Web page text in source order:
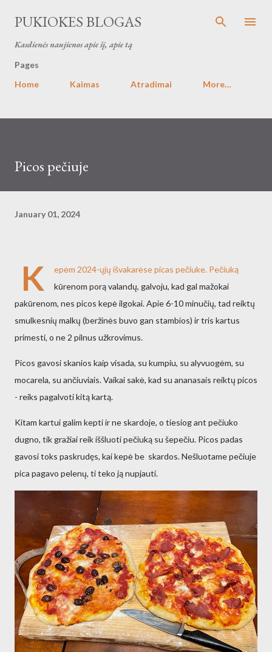
Skip to main content
PUKIOKES BLOGAS
Kasdienės naujienos apie šį, apie tą
Pages
Home
Kaimas Atradimai More…
Picos pečiuje
January 01, 2024
K
epėm 2024-ųjų išvakarėse picas pečiuke. Pečiuką
kūrenom porą valandų, galvoju, kad gal mažokai
pakūrenom, nes picos kepė ilgokai. Apie 6-10 minučių, tad reiktų
smulkesnių malkų (beržinės buvo gan stambios) ir tris kartus
primesti, o ne 2 pilnus užkrovimus.
Picos gavosi skanios kaip visada, su kumpiu, su alyvuogėm, su
mocarela, su ančiuviais. Vaikai sakė, kad su ananasais reiktų picos
- reiks pagalvoti kitą kartą.
Kitam kartui galim kepti ir ne skardoje, o tiesiog ant pečiuko
dugno, tik gražiai reik iššluoti pečiuką su šepečiu. Picos padas
gavosi toks paskrudęs, kai kepė be skardos. Nešluotame pečiuje
pica pagavo pelenų, ti teko ją nupjauti.